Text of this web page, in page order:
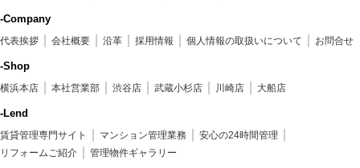
-Company
代表挨拶 会社概要 沿革 採用情報 個人情報の取扱いについて お問合せ
-Shop
横浜本店 本社営業部 渋谷店 武蔵小杉店 川崎店 大船店
-Lend
賃貸管理専門サイト マンション管理業務
安心の24時間管理
リフォームご紹介
管理物件ギャラリー